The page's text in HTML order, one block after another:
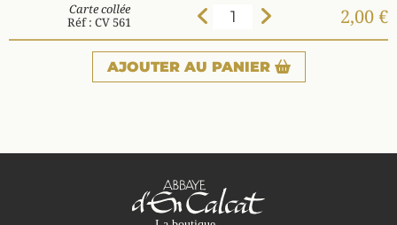
Carte collée
Réf : CV 561
2,00 €
AJOUTER AU PANIER